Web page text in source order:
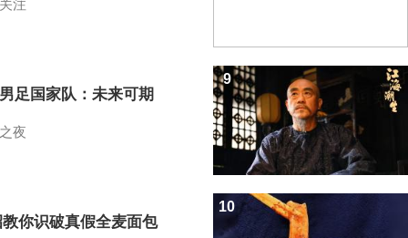
注
足国家队：未来可期
夜
你识破真假全麦面包
9
10